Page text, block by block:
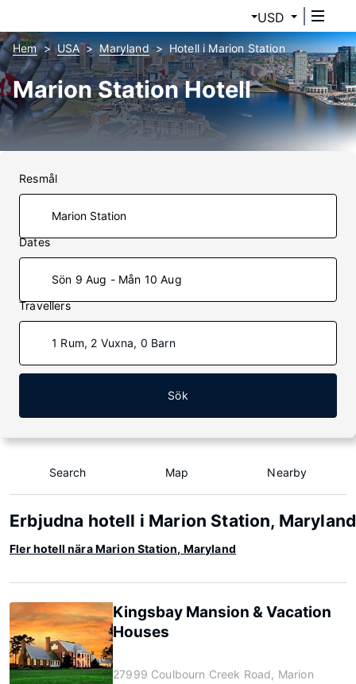
USD
Hem USA Maryland Hotell i Marion Station
Marion Station Hotell
Resmål
Dates
Sön 9 Aug - Mån 10 Aug
Travellers
1 Rum, 2 Vuxna, 0 Barn
Sök
Search Map Nearby
Erbjudna hotell i Marion Station, Maryland
Fler hotell nära Marion Station, Maryland
Kingsbay Mansion & Vacation
Houses
27999 Coulbourn Creek Road, Marion